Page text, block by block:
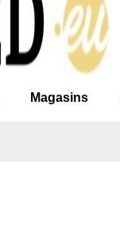
Magasins